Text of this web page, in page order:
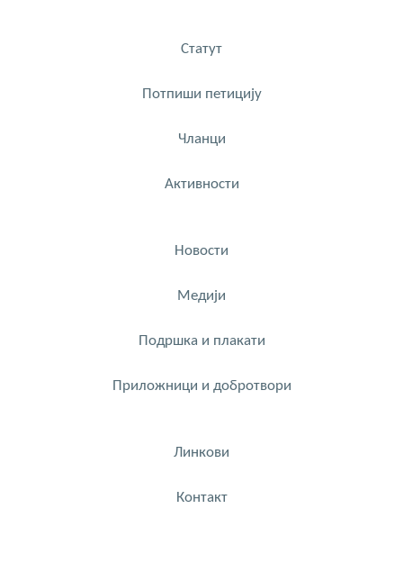
Статут
Потпиши петицију
Чланци
Активности
Новости
Медији
Подршка и плакати
Приложници и добротвори
Линкови
Контакт